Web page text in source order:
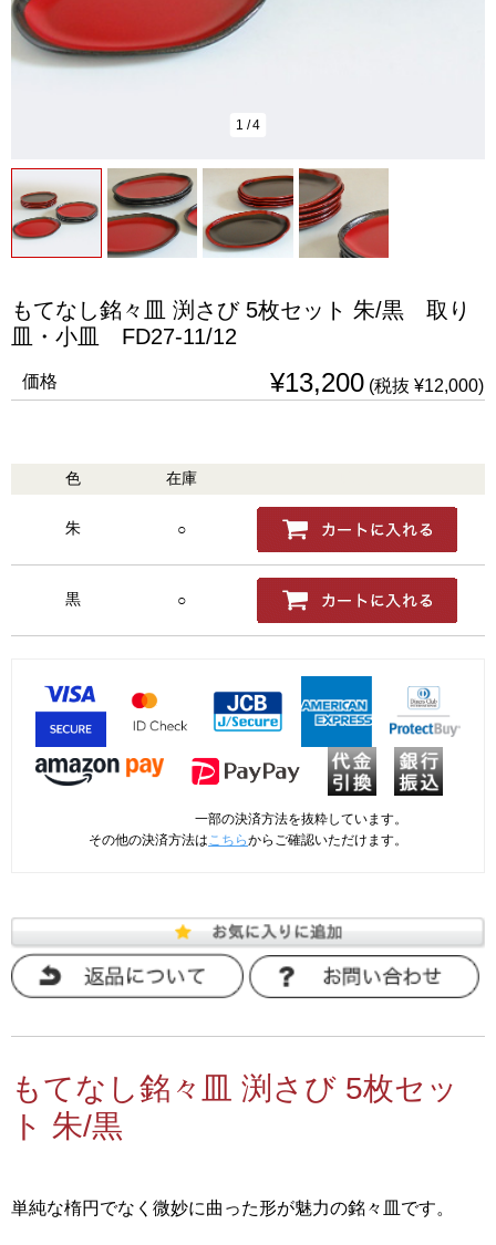
1 /4
もてなし銘々皿 渕さび 5枚セット 朱/黒 取り
皿・小皿 FD27-11/12
価格 ¥13,200 (税抜 ¥12,000)
色 在庫
朱 ○
黒 ○
一部の決済方法を抜粋しています。
その他の決済方法はこちらからご確認いただけます。
もてなし銘々皿 渕さび 5枚セッ
ト 朱/黒
単純な楕円でなく微妙に曲った形が魅力の銘々皿です。